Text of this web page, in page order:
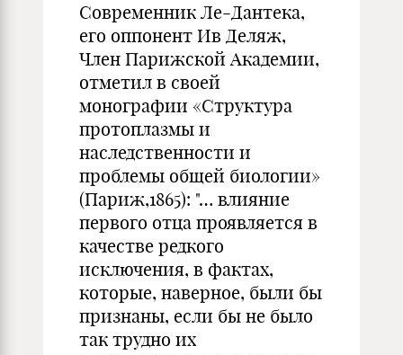
Современник Ле-Дантека,
его оппонент Ив Деляж,
Член Парижской Академии,
отметил в своей
монографии «Структура
протоплазмы и
наследственности и
проблемы общей биологии»
(Париж,1865): "… влияние
первого отца проявляется в
качестве редкого
исключения, в фактах,
которые, наверное, были бы
признаны, если бы не было
так трудно их